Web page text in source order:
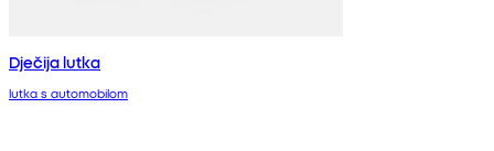
Dječija lutka
lutka s automobilom